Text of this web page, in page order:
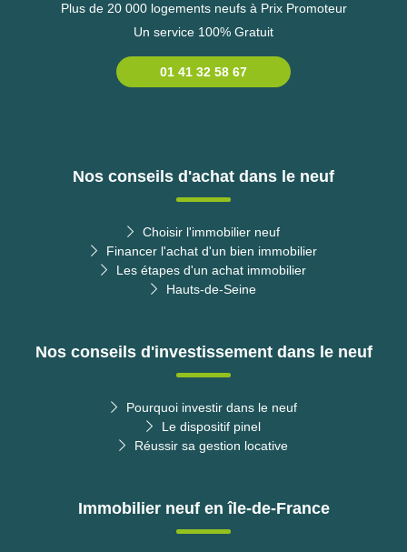
Plus de 20 000 logements neufs à Prix Promoteur
Un service 100% Gratuit
01 41 32 58 67
Nos conseils d'achat dans le neuf
Choisir l'immobilier neuf
Financer l'achat d'un bien immobilier
Les étapes d'un achat immobilier
Hauts-de-Seine
Nos conseils d'investissement dans le neuf
Pourquoi investir dans le neuf
Le dispositif pinel
Réussir sa gestion locative
Immobilier neuf en île-de-France